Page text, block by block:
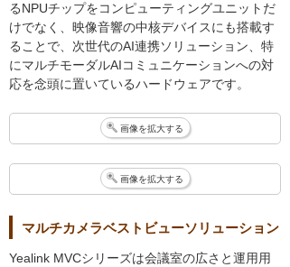
るNPUチップをコンピューティングユニットだ
けでなく、映像音響の中核デバイスにも搭載す
ることで、次世代のAI連携ソリューション、特
にマルチモーダルAIコミュニケーションへの対
応を念頭に置いているハードウェアです。
画像を拡大する
画像を拡大する
マルチカメラベストビューソリューション
Yealink MVCシリーズは会議室の広さと運用用